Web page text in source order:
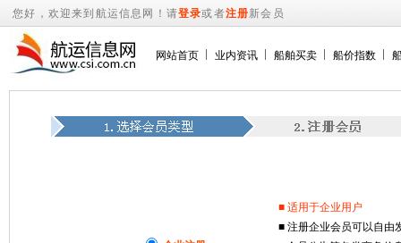
您好，欢迎来到航运信息网！请登录或者注册新会员
网站首页 业内资讯 船舶买卖 船价指数
■ 适用于企业用户
■ 注册企业会员可以自由